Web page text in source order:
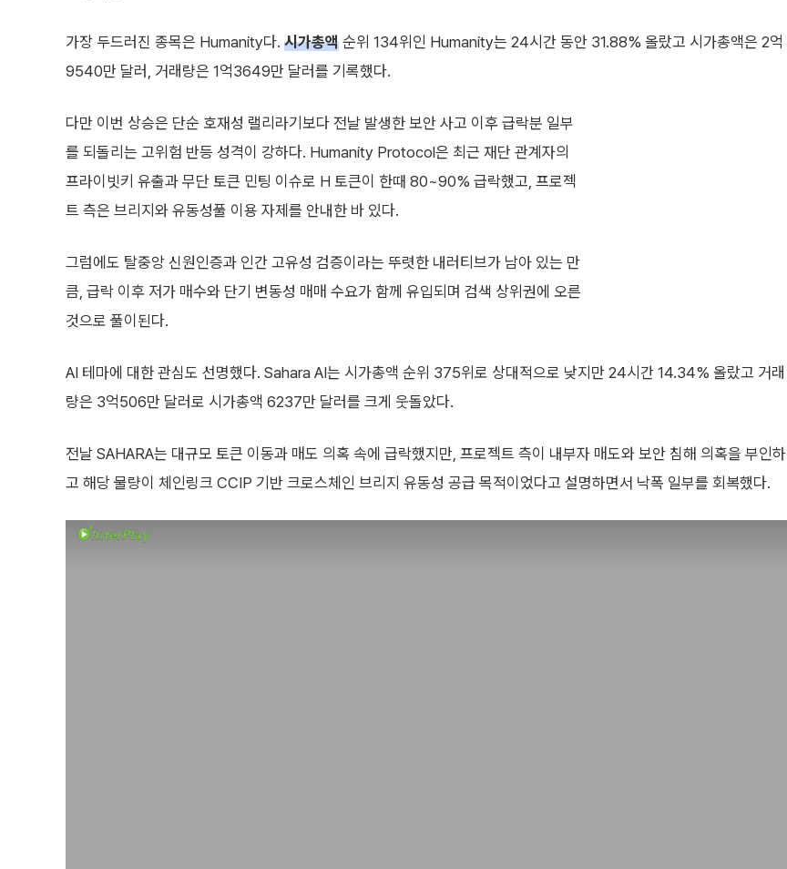
가장 두드러진 종목은 Humanity다. 시가총액 순위 134위인 Humanity는 24시간 동안 31.88% 올랐고 시가총액은 2억
9540만 달러, 거래량은 1억3649만 달러를 기록했다.
다만 이번 상승은 단순 호재성 랠리라기보다 전날 발생한 보안 사고 이후 급락분 일부
를 되돌리는 고위험 반등 성격이 강하다. Humanity Protocol은 최근 재단 관계자의
프라이빗키 유출과 무단 토큰 민팅 이슈로 H 토큰이 한때 80~90% 급락했고, 프로젝
트 측은 브리지와 유동성풀 이용 자제를 안내한 바 있다.
그럼에도 탈중앙 신원인증과 인간 고유성 검증이라는 뚜렷한 내러티브가 남아 있는 만
큼, 급락 이후 저가 매수와 단기 변동성 매매 수요가 함께 유입되며 검색 상위권에 오른
것으로 풀이된다.
AI 테마에 대한 관심도 선명했다. Sahara AI는 시가총액 순위 375위로 상대적으로 낮지만 24시간 14.34% 올랐고 거래
량은 3억506만 달러로 시가총액 6237만 달러를 크게 웃돌았다.
전날 SAHARA는 대규모 토큰 이동과 매도 의혹 속에 급락했지만, 프로젝트 측이 내부자 매도와 보안 침해 의혹을 부인하
고 해당 물량이 체인링크 CCIP 기반 크로스체인 브리지 유동성 공급 목적이었다고 설명하면서 낙폭 일부를 회복했다.